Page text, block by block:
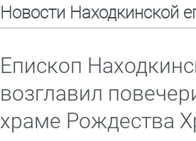
Новости Находкинской
Епископ
возглавил
храме Рождества